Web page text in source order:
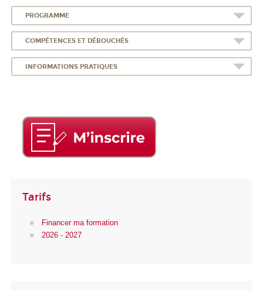
PROGRAMME
COMPÉTENCES ET DÉBOUCHÉS
INFORMATIONS PRATIQUES
Tarifs
Financer ma formation
2026 - 2027